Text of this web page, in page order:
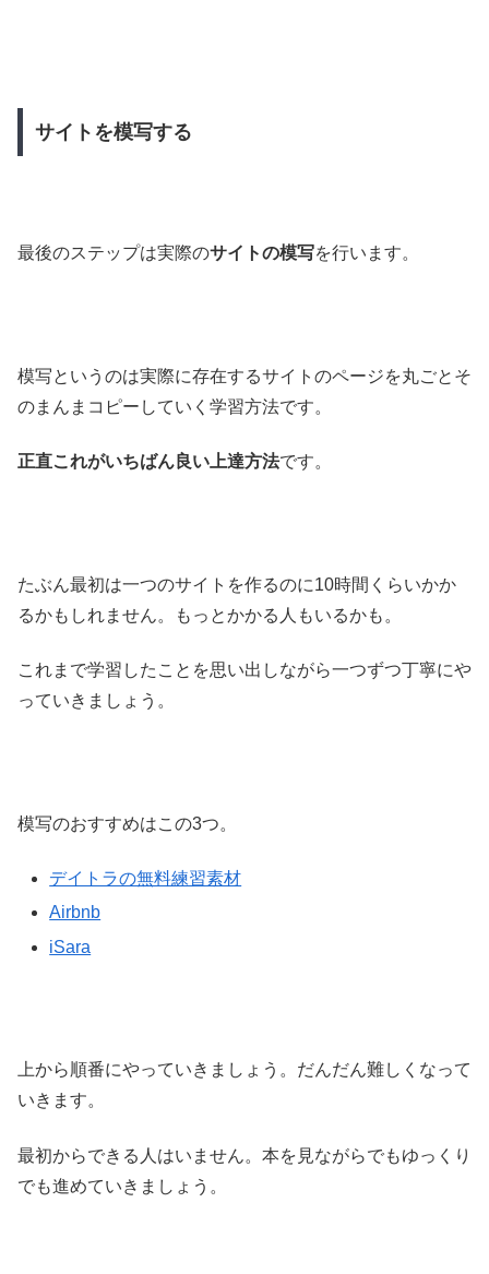
サイトを模写する
最後のステップは実際のサイトの模写を行います。
模写というのは実際に存在するサイトのページを丸ごとそ
のまんまコピーしていく学習方法です。
正直これがいちばん良い上達方法です。
たぶん最初は一つのサイトを作るのに10時間くらいかか
るかもしれません。もっとかかる人もいるかも。
これまで学習したことを思い出しながら一つずつ丁寧にや
っていきましょう。
模写のおすすめはこの3つ。
デイトラの無料練習素材
Airbnb
iSara
上から順番にやっていきましょう。だんだん難しくなって
いきます。
最初からできる人はいません。本を見ながらでもゆっくり
でも進めていきましょう。